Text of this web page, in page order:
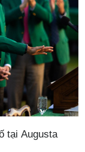
tại Augusta